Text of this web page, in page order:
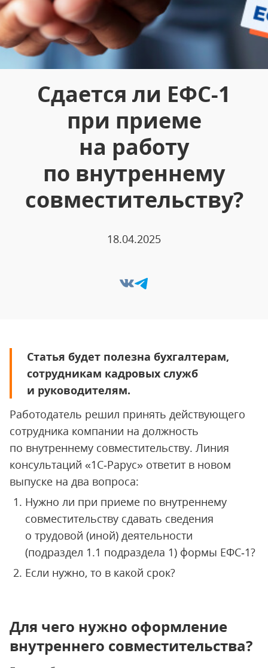
Сдается ли ЕФС-1
при приеме
на работу
по внутреннему
совместительству?
18.04.2025
Статья будет полезна бухгалтерам,
сотрудникам кадровых служб
и руководителям.
Работодатель решил принять действующего
сотрудника компании на должность
по внутреннему совместительству. Линия
консультаций «1С‑Рарус» ответит в новом
выпуске на два вопроса:
Нужно ли при приеме по внутреннему
совместительству сдавать cведения
о трудовой (иной) деятельности
(подраздел 1.1 подраздела 1) формы ЕФС‑1?
Если нужно, то в какой срок?
Для чего нужно оформление
внутреннего совместительства?